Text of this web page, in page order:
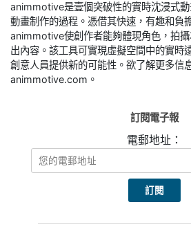
animmotive是壹個突破性的實時沈浸式
動畫制作的過程。憑借其快速，有趣和負
animmotive使創作者能夠體現角色，拍
出內容。該工具可實現虛擬空間中的實時
創意人員提供新的可能性。欲了解更多信
animmotive.com。
訂閱電子報
電郵地址：